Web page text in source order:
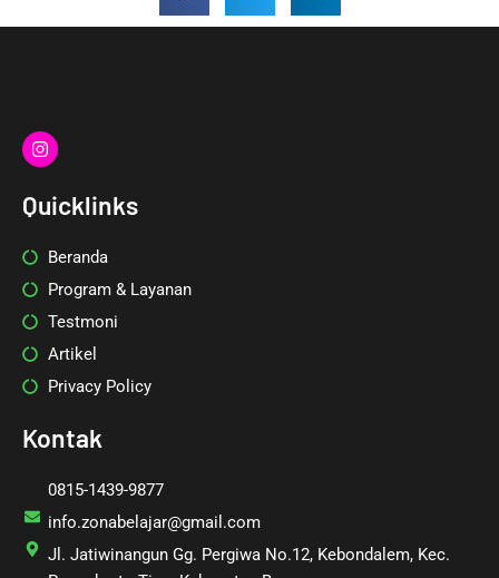
I
n
s
a
m
Quicklinks
Beranda
Program & Layanan
Testmoni
Artikel
Privacy Policy
Kontak
0815-1439-9877
info.zonabelajar@gmail.com
Jl. Jatiwinangun Gg. Pergiwa No.12, Kebondalem, Kec.